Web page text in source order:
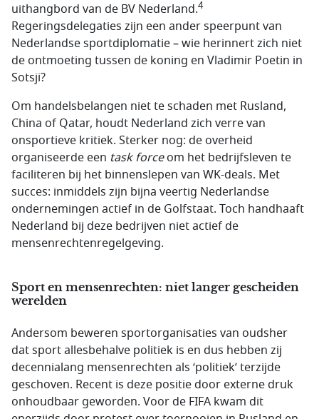
uithangbord van de BV Nederland.4
Regeringsdelegaties zijn een ander speerpunt van
Nederlandse sportdiplomatie – wie herinnert zich niet
de ontmoeting tussen de koning en Vladimir Poetin in
Sotsji?
Om handelsbelangen niet te schaden met Rusland,
China of Qatar, houdt Nederland zich verre van
onsportieve kritiek. Sterker nog: de overheid
organiseerde een task forceom het bedrijfsleven te
faciliteren bij het binnenslepen van WK-deals. Met
succes: inmiddels zijn bijna veertig Nederlandse
ondernemingen actief in de Golfstaat. Toch handhaaft
Nederland bij deze bedrijven niet actief de
mensenrechtenregelgeving.
Sport en mensenrechten: niet langer gescheiden
werelden
Andersom beweren sportorganisaties van oudsher
dat sport allesbehalve politiek is en dus hebben zij
decennialang mensenrechten als ‘politiek’ terzijde
geschoven. Recent is deze positie door externe druk
onhoudbaar geworden. Voor de FIFA kwam dit